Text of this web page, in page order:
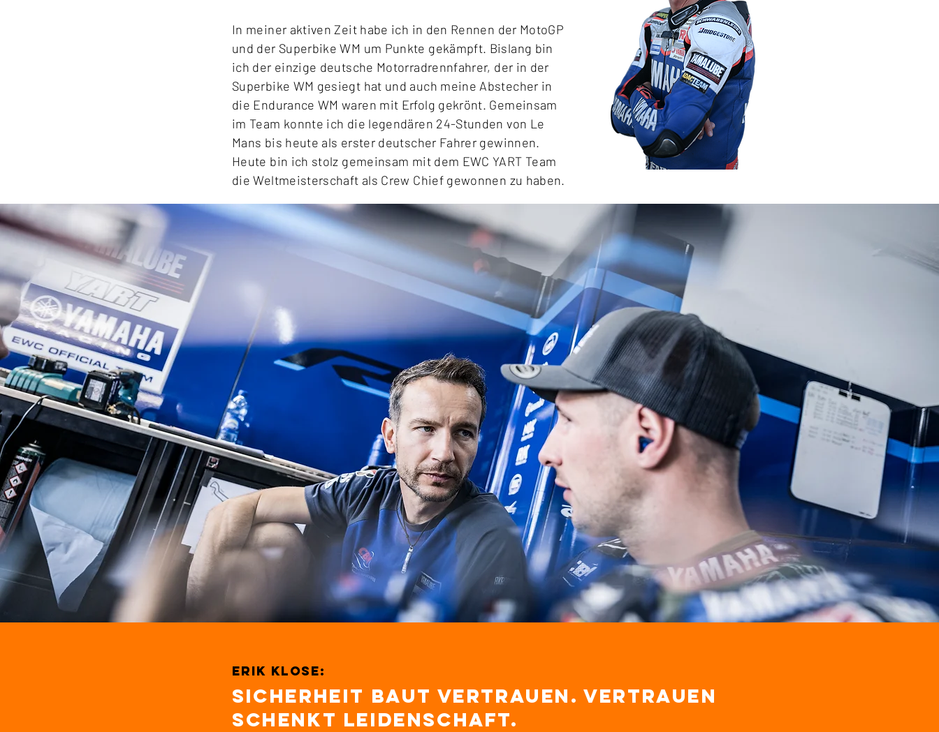
In meiner aktiven Zeit habe ich in den Rennen der MotoGP
und der Superbike WM um Punkte gekämpft. Bislang bin
ich der einzige deutsche Motorradrennfahrer, der in der
Superbike WM gesiegt hat und auch meine Abstecher in
die Endurance WM waren mit Erfolg gekrönt. Gemeinsam
im Team konnte ich die legendären 24-Stunden von Le
Mans bis heute als erster deutscher Fahrer gewinnen.
Heute bin ich stolz gemeinsam mit dem EWC YART Team
die Weltmeisterschaft als Crew Chief gewonnen zu haben.
Erik Klose:
Sicherheit baut Vertrauen. Vertrauen
schenkt Leidenschaft.